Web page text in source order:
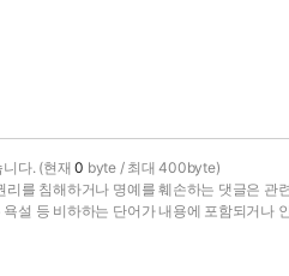
니다. (현재0 byte / 최대 400byte)
리를 침해하거나 명예를 훼손하는 댓글은 관
설 등 비하하는 단어가 내용에 포함되거나